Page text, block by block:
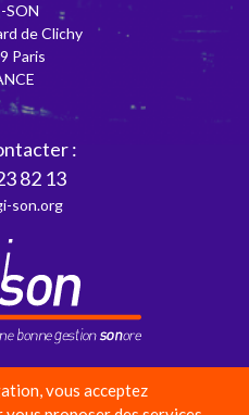
SON
de Clichy
Paris
:
82 13
son.org
vous acceptez